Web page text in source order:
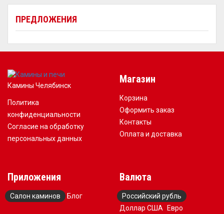
ПРЕДЛОЖЕНИЯ
Камины Челябинск
Политика
конфиденциальности
Согласие на обработку
персональных данных
Магазин
Корзина
Оформить заказ
Контакты
Оплата и доставка
Приложения
Салон каминов Блог
Валюта
Российский рубль
Доллар США
Евро